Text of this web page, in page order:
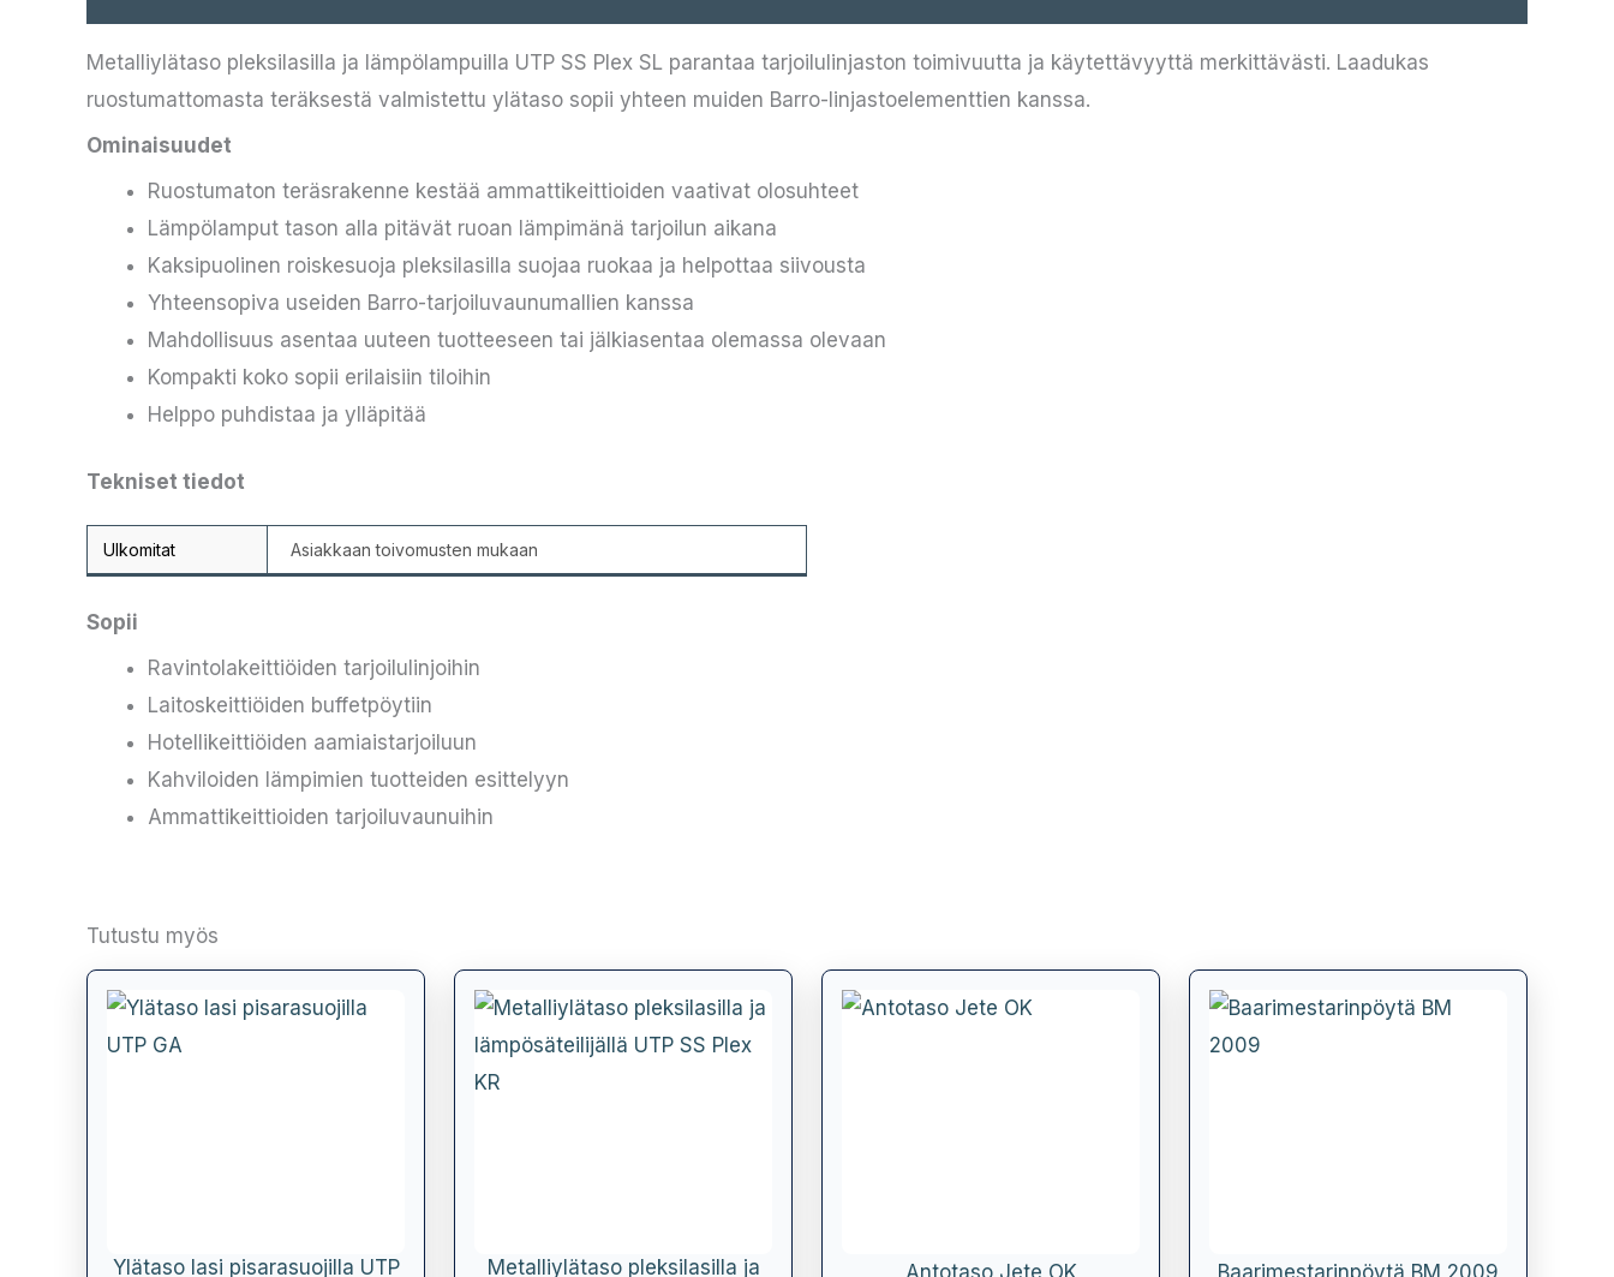
Metalliylätaso pleksilasilla ja lämpölampuilla UTP SS Plex SL parantaa tarjoilulinjaston toimivuutta ja käytettävyyttä merkittävästi. Laadukas
ruostumattomasta teräksestä valmistettu ylätaso sopii yhteen muiden Barro-linjastoelementtien kanssa.
Ominaisuudet
Ruostumaton teräsrakenne kestää ammattikeittioiden vaativat olosuhteet
Lämpölamput tason alla pitävät ruoan lämpimänä tarjoilun aikana
Kaksipuolinen roiskesuoja pleksilasilla suojaa ruokaa ja helpottaa siivousta
Yhteensopiva useiden Barro-tarjoiluvaunumallien kanssa
Mahdollisuus asentaa uuteen tuotteeseen tai jälkiasentaa olemassa olevaan
Kompakti koko sopii erilaisiin tiloihin
Helppo puhdistaa ja ylläpitää
Tekniset tiedot
Ulkomitat Asiakkaan toivomusten mukaan
Sopii
Ravintolakeittiöiden tarjoilulinjoihin
Laitoskeittiöiden buffetpöytiin
Hotellikeittiöiden aamiaistarjoiluun
Kahviloiden lämpimien tuotteiden esittelyyn
Ammattikeittioiden tarjoiluvaunuihin
Tutustu myös
Ylätaso lasi pisarasuojilla UTP Metalliylätaso pleksilasilla ja Antotaso Jete OK Baarimestarinpöytä BM 2009